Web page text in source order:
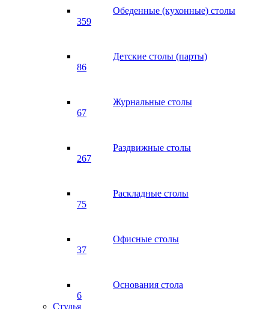
Обеденные (кухонные) столы
359
Детские столы (парты)
86
Журнальные столы
67
Раздвижные столы
267
Раскладные столы
75
Офисные столы
37
Основания стола
6
Стулья